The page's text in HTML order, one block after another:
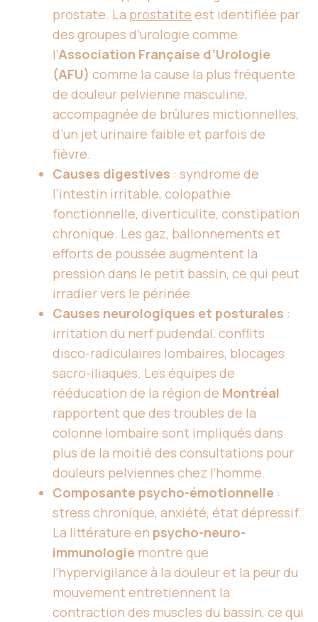
prostate. La prostatite est identifiée par
des groupes d’urologie comme
l’Association Française d’Urologie
(AFU) comme la cause la plus fréquente
de douleur pelvienne masculine,
accompagnée de brûlures mictionnelles,
d’un jet urinaire faible et parfois de
fièvre.
Causes digestives : syndrome de
l’intestin irritable, colopathie
fonctionnelle, diverticulite, constipation
chronique. Les gaz, ballonnements et
efforts de poussée augmentent la
pression dans le petit bassin, ce qui peut
irradier vers le périnée.
Causes neurologiques et posturales :
irritation du nerf pudendal, conflits
disco-radiculaires lombaires, blocages
sacro-iliaques. Les équipes de
rééducation de la région de Montréal
rapportent que des troubles de la
colonne lombaire sont impliqués dans
plus de la moitié des consultations pour
douleurs pelviennes chez l’homme.
Composante psycho-émotionnelle :
stress chronique, anxiété, état dépressif.
La littérature en psycho-neuro-
immunologie montre que
l’hypervigilance à la douleur et la peur du
mouvement entretiennent la
contraction des muscles du bassin, ce qui